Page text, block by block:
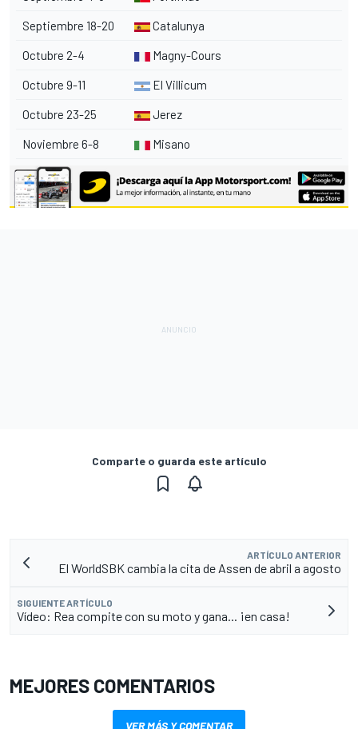
Septiembre 18-20 Catalunya
Octubre 2-4 Magny-Cours
Octubre 9-11 El Villicum
Octubre 23-25 Jerez
Noviembre 6-8 Misano
Comparte o guarda este artículo
ARTÍCULO ANTERIOR
El WorldSBK cambia la cita de Assen de abril a agosto
SIGUIENTE ARTÍCULO
Vídeo: Rea compite con su moto y gana... ¡en casa!
MEJORES COMENTARIOS
VER MÁS Y COMENTAR